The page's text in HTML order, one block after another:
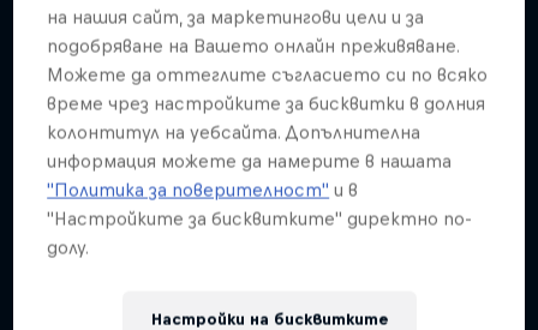
на нашия сайт, за маркетингови цели и за
подобряване на Вашето онлайн преживяване.
Можете да оттеглите съгласието си по всяко
време чрез настройките за бисквитки в долния
колонтитул на уебсайта. Допълнителна
информация можете да намерите в нашата
"Политика за поверителност" и в
"Настройките за бисквитките" директно по-
долу.
Настройки на бисквитките